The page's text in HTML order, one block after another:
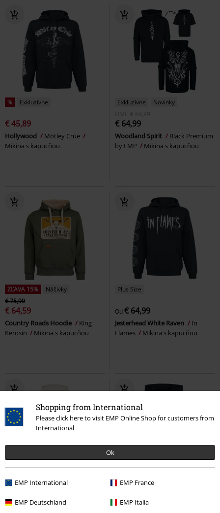
Shopping from International
Please click here to visit EMP Online Shop for customers from
International
Ok
EMP International EMP France
EMP Deutschland EMP Italia
% Exkluzívne
€ 45,89
Hollywood
Mötley Crüe
Mikina s kapucňou
Exkluzívne
Novinky
OMC € 69,99
€ 64,99
Woodland Spirit
Black Premium
by EMP
Mikina s kapucňou
ZĽAVA 15%
Nášivky
€ 75,99
€ 64,59
Country Roads Hoodie
King
Kerosin
Mikina s kapucňou
Plus Size
Od € 64,99
Jesterhead White Raven
In
Flames
Mikina s kapucňou
€ 50,99
OMC
€ 32,99